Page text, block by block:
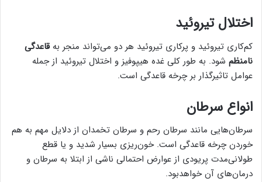
اختلال تیروئید
کم‌کاری تیروئید و پرکاری تیروئید هر دو می‌تواند منجر بهقاعدگی
نامنظم شود. به طور کلی غده هیپوفیز و اختلال تیروئید از جمله
عوامل تاثیرگذار بر چرخه قاعدگی است.
انواع سرطان
سرطان‌هایی مانند سرطان رحم و سرطان تخمدان از دلایل مهم به هم
خوردن چرخه قاعدگی است. خون‌ریزی بسیار شدید و یا قطع
طولانی‌مدت پریودی از عوارض احتمالی ناشی از ابتلا به سرطان و
درمان‌های آن خواهدبود.